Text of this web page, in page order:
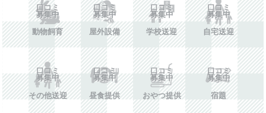
口コミ
募集中
動物飼育
口コミ
募集中
屋外設備
口コミ
募集中
学校送迎
口コミ
募集中
自宅送迎
口コミ
募集中
その他送迎
口コミ
募集中
昼食提供
口コミ
募集中
おやつ提供
口コミ
募集中
宿題